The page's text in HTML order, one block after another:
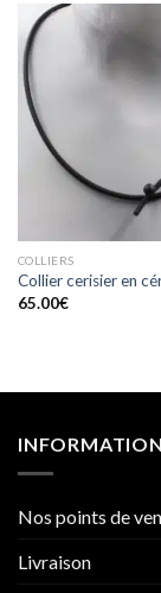
COLLIERS
Collier cerisier en
65.00€
Nos points de
Livraison